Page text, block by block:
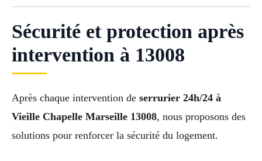
Sécurité et protection après
intervention à 13008
Après chaque intervention de serrurier 24h/24 à
Vieille Chapelle Marseille 13008, nous proposons des
solutions pour renforcer la sécurité du logement.